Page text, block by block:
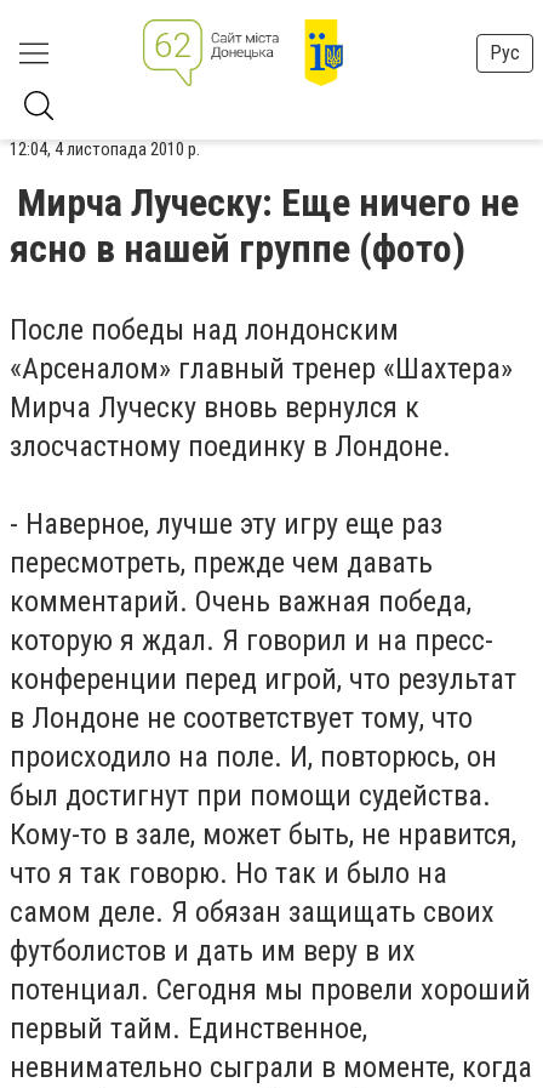
Рус
12:04, 4 листопада 2010 р.
Мирча Луческу: Еще ничего не
ясно в нашей группе (фото)
После победы над лондонским
«Арсеналом» главный тренер «Шахтера»
Мирча Луческу вновь вернулся к
злосчастному поединку в Лондоне.
- Наверное, лучше эту игру еще раз
пересмотреть, прежде чем давать
комментарий. Очень важная победа,
которую я ждал. Я говорил и на пресс-
конференции перед игрой, что результат
в Лондоне не соответствует тому, что
происходило на поле. И, повторюсь, он
был достигнут при помощи судейства.
Кому-то в зале, может быть, не нравится,
что я так говорю. Но так и было на
самом деле. Я обязан защищать своих
футболистов и дать им веру в их
потенциал. Сегодня мы провели хороший
первый тайм. Единственное,
невнимательно сыграли в моменте, когда